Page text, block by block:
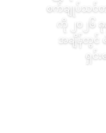
စက်ချုပ်သင်တ
ကို ၂၀၂၆
အချိန်တွင်
ရှင်